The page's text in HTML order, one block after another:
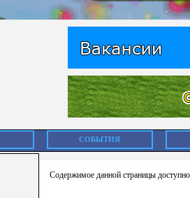
СОБЫТИЯ
Содержимое данной страницы